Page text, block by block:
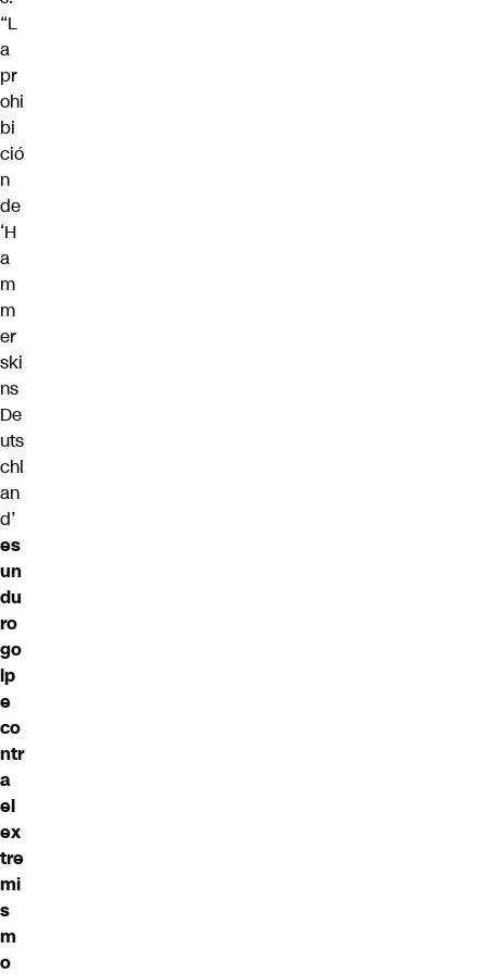
“L
a
pr
ohi
bi
ció
n
de
‘H
a
m
m
er
ski
ns
De
uts
chl
an
d’
es
un
du
ro
go
lp
e
co
ntr
a
el
ex
tre
mi
s
m
o